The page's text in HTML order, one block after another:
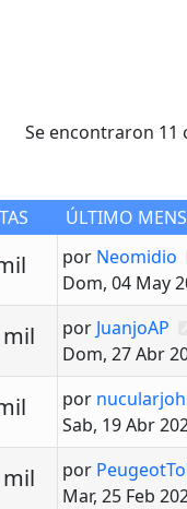
Se encontraron 11
ÚLTIMO
VistasÚltimo mensaje
por Neomidio
Dom, 04 May
milVistasÚltimo mensaje
por JuanjoAP
Dom, 27 Abr
VistasÚltimo
por
Sab, 19 Abr
milVistas
Último
por
Mar, 25 Feb